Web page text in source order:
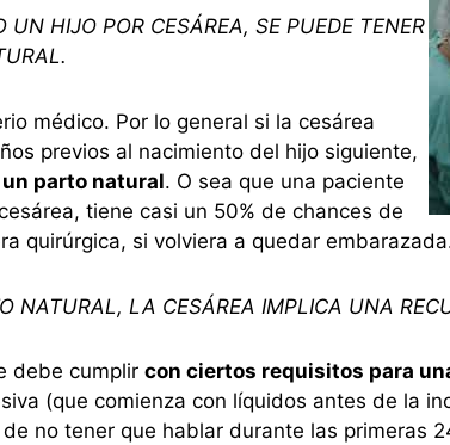
UN HIJO POR CESÁREA, SE PUEDE TENER
médico. Por lo general si la cesárea
previos al nacimiento del hijo siguiente,
parto natural. O sea que una paciente
tiene casi un 50% de chances de
quirúrgica, si volviera a quedar
NATURAL, LA CESÁREA IMPLICA UNA
debe cumplir con ciertos requisitos para
(que comienza con líquidos antes de la
no tener que hablar durante las primeras